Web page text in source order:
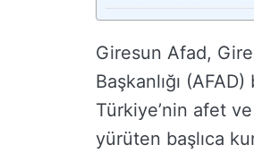
Giresun Afad,
Başkanlığı
Türkiye’nin afet
yürüten başlıca